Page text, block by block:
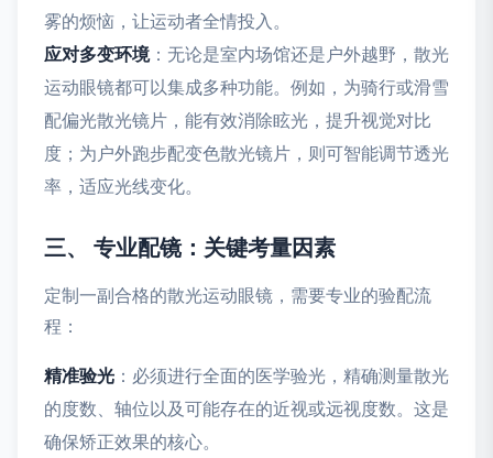
雾的烦恼，让运动者全情投入。
应对多变环境：无论是室内场馆还是户外越野，散光
运动眼镜都可以集成多种功能。例如，为骑行或滑雪
配偏光散光镜片，能有效消除眩光，提升视觉对比
度；为户外跑步配变色散光镜片，则可智能调节透光
率，适应光线变化。
三、 专业配镜：关键考量因素
定制一副合格的散光运动眼镜，需要专业的验配流
程：
精准验光 ：必须进行全面的医学验光，精确测量散光
的度数、轴位以及可能存在的近视或远视度数。这是
确保矫正效果的核心。